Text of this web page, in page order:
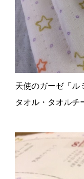
天使のガーゼ「ル
タオル・タオル